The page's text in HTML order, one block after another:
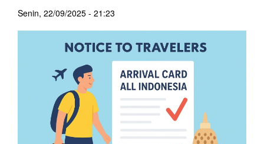
Senin, 22/09/2025 - 21:23